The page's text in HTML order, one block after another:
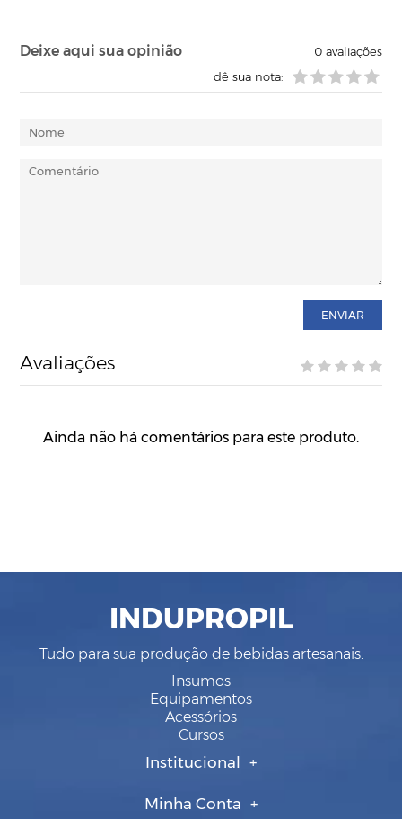
Deixe aqui sua opinião 0avaliações
dê sua nota:
ENVIAR
Avaliações
Ainda não há comentários para este produto.
INDUPROPIL
Tudo para sua produção de bebidas artesanais.
Insumos
Equipamentos
Acessórios
Cursos
Institucional
Minha Conta